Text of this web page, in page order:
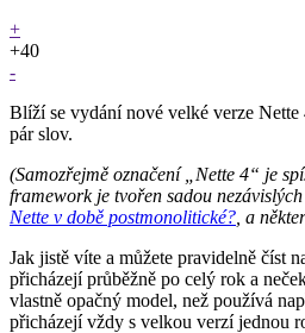
+
+40
-
Blíží se vydání nové velké verze Nette
pár slov.
(Samozřejmě označení „Nette 4“ je
framework je tvořen sadou
Nette v době postmonolitické? , a
Jak jistě víte a můžete pravidelně číst
přicházejí průběžně po celý rok a
vlastně opačný model, než používá
přicházejí vždy s velkou verzí jednou